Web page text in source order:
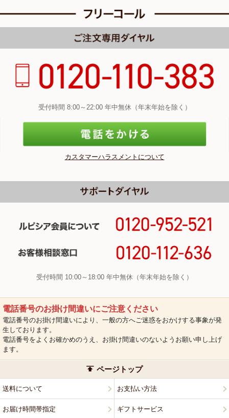
受付時間 8:00～22:00 年中無休（年末年始を除く）
カスタマーハラスメントについて
受付時間 10:00～18:00 年中無休（年末年始を除く）
電話番号のお掛け間違いにご注意ください
電話番号のお掛け間違いにより、一般の方へご迷惑をおかけする事象が発
生しております。
電話番号をよくお確かめのうえ、お掛け間違いのないようお願い申し上げ
ます。
ページトップ
送料について お支払い方法
お届け時間帯指定 ギフトサービス